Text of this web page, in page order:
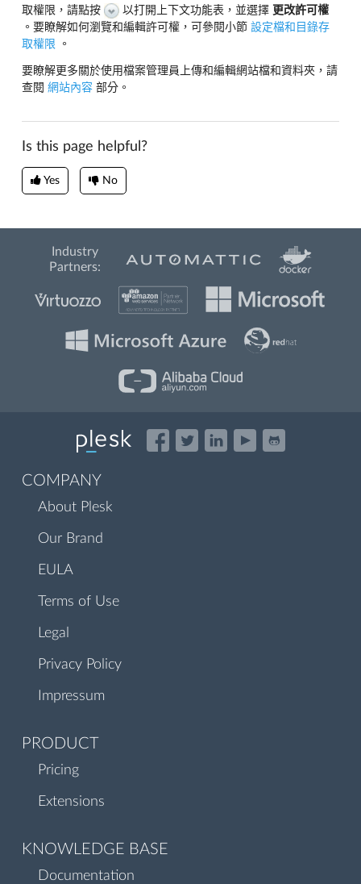
取權限，請點按
以打開上下文功能表，並選擇 更改許可權
。要瞭解如何瀏覽和編輯許可權，可參閱小節 設定檔和目錄存
取權限 。
要瞭解更多關於使用檔案管理員上傳和編輯網站檔和資料夾，請
查閱 網站內容 部分。
Is this page helpful?
Yes No
Industry
Partners:
COMPANY
About Plesk
Our Brand
EULA
Terms of Use
Legal
Privacy Policy
Impressum
PRODUCT
Pricing
Extensions
KNOWLEDGE BASE
Documentation